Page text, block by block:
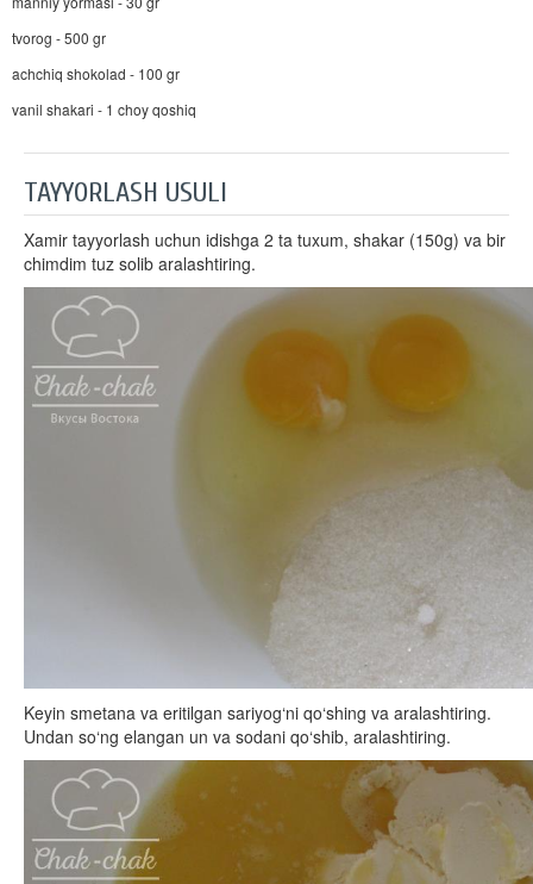
tvorog - 500 gr
achchiq shokolad - 100 gr
vanil shakari - 1 choy qoshiq
TAYYORLASH USULI
Xamir tayyorlash uchun idishga 2 ta tuxum, shakar (150g) va bir
chimdim tuz solib aralashtiring.
Keyin smetana va eritilgan sariyog‘ni qo‘shing va aralashtiring.
Undan so‘ng elangan un va sodani qo‘shib, aralashtiring.